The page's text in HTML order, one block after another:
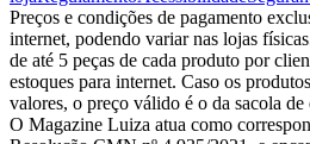
Preços e condições de pagamento
internet, podendo variar nas lojas
de até 5 peças de cada produto por
estoques para internet. Caso os
valores, o preço válido é o da sacola de
O Magazine Luiza atua como